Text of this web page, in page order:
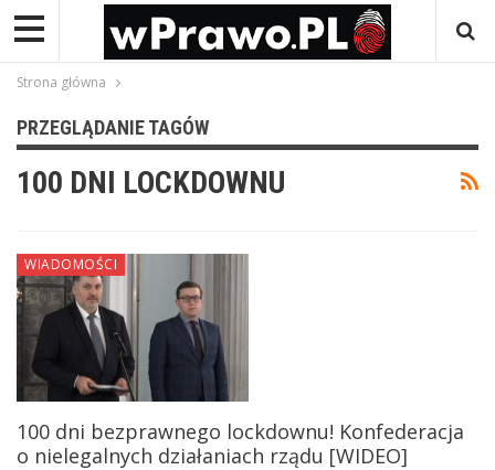
Strona główna
PRZEGLĄDANIE TAGÓW
100 DNI LOCKDOWNU
WIADOMOŚCI
100 dni bezprawnego lockdownu! Konfederacja
o nielegalnych działaniach rządu [WIDEO]